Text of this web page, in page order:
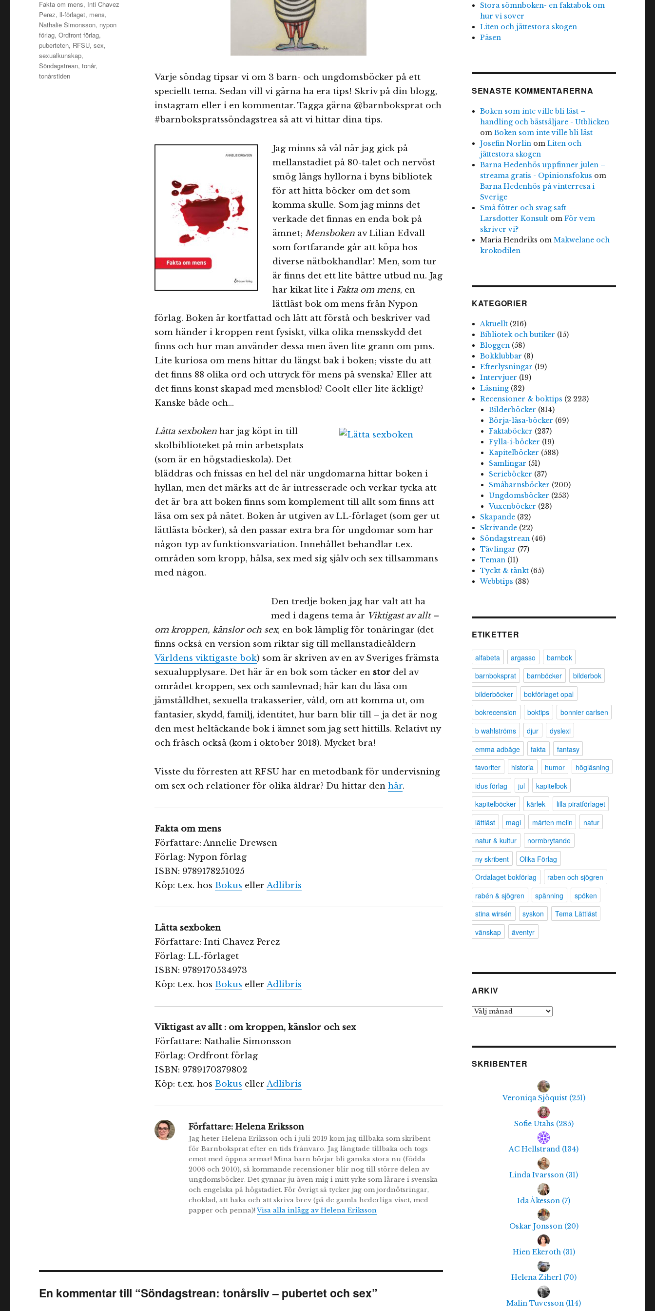
Varje söndag tipsar vi om 3 barn- och ungdomsböcker på ett
speciellt tema. Sedan vill vi gärna ha era tips! Skriv på din blogg,
instagram eller i en kommentar. Tagga gärna @barnboksprat och
#barnbokspratssöndagstrea så att vi hittar dina tips.
Jag minns så väl när jag gick på
mellanstadiet på 80-talet och nervöst
smög längs hyllorna i byns bibliotek
för att hitta böcker om det som
komma skulle. Som jag minns det
verkade det finnas en enda bok på
ämnet; Mensbokenav Lilian Edvall
som fortfarande går att köpa hos
diverse nätbokhandlar! Men, som tur
är finns det ett lite bättre utbud nu. Jag
har kikat lite i Fakta om mens, en
lättläst bok om mens från Nypon
förlag. Boken är kortfattad och lätt att förstå och beskriver vad
som händer i kroppen rent fysiskt, vilka olika mensskydd det
finns och hur man använder dessa men även lite grann om pms.
Lite kuriosa om mens hittar du längst bak i boken; visste du att
det finns 88 olika ord och uttryck för mens på svenska? Eller att
det finns konst skapad med mensblod? Coolt eller lite äckligt?
Kanske både och…
Lätta sexbokenhar jag köpt in till
skolbiblioteket på min arbetsplats
(som är en högstadieskola). Det
bläddras och fnissas en hel del när ungdomarna hittar boken i
hyllan, men det märks att de är intresserade och verkar tycka att
det är bra att boken finns som komplement till allt som finns att
läsa om sex på nätet. Boken är utgiven av LL-förlaget (som ger ut
lättlästa böcker), så den passar extra bra för ungdomar som har
någon typ av funktionsvariation. Innehållet behandlar t.ex.
områden som kropp, hälsa, sex med sig själv och sex tillsammans
med någon.
Den tredje boken jag har valt att ha
med i dagens tema är Viktigast av allt –
om kroppen, känslor och sex, en bok lämplig för tonåringar (det
finns också en version som riktar sig till mellanstadieåldern
Världens viktigaste bok) som är skriven av en av Sveriges främsta
sexualupplysare. Det här är en bok som täcker en stordel av
området kroppen, sex och samlevnad; här kan du läsa om
jämställdhet, sexuella trakasserier, våld, om att komma ut, om
fantasier, skydd, familj, identitet, hur barn blir till – ja det är nog
den mest heltäckande bok i ämnet som jag sett hittills. Relativt ny
och fräsch också (kom i oktober 2018). Mycket bra!
Visste du förresten att RFSU har en metodbank för undervisning
om sex och relationer för olika åldrar? Du hittar den här.
Fakta om mens
Författare: Annelie Drewsen
Förlag: Nypon förlag
ISBN: 9789178251025
Köp: t.ex. hos Bokus eller Adlibris
Lätta sexboken
Författare: Inti Chavez Perez
Förlag: LL-förlaget
ISBN: 9789170534973
Köp: t.ex. hos Bokus eller Adlibris
Viktigast av allt : om kroppen, känslor och sex
Författare: Nathalie Simonsson
Förlag: Ordfront förlag
ISBN: 9789170379802
Köp: t.ex. hos Bokus eller Adlibris
Författare:Helena Eriksson
Jag heter Helena Eriksson och i juli 2019 kom jag tillbaka som skribent
för Barnboksprat efter en tids frånvaro. Jag längtade tillbaka och togs
emot med öppna armar! Mina barn börjar bli ganska stora nu (födda
2006 och 2010), så kommande recensioner blir nog till större delen av
ungdomsböcker. Det gynnar ju även mig i mitt yrke som lärare i svenska
och engelska på högstadiet. För övrigt så tycker jag om jordnötsringar,
choklad, att baka och att skriva brev (på de gamla hederliga viset, med
papper och penna)!Visa alla inlägg av Helena Eriksson
Fakta om mens, Inti Chavez
Perez, ll-förlaget, mens,
Nathalie Simonsson, nypon
förlag,Ordfront förlag,
puberteten, RFSU,sex,
sexualkunskap,
Söndagstrean,tonår,
tonårstiden
En kommentar till “Söndagstrean: tonårsliv – pubertet och sex”
Stora sömnboken- en faktabok om
hur vi sover
Liten och jättestora skogen
Påsen
SENASTE KOMMENTARERNA
Boken som inte ville bli läst –
handling och bästsäljare - Utblicken
omBoken som inte ville bli läst
Josefin Norlin omLiten och
jättestora skogen
Barna Hedenhös uppfinner julen –
streama gratis - Opinionsfokus om
Barna Hedenhös på vinterresa i
Sverige
Små fötter och svag saft —
Larsdotter Konsult omFör vem
skriver vi?
Maria Hendriks omMakwelane och
krokodilen
KATEGORIER
Aktuellt (216)
Bibliotek och butiker (15)
Bloggen (58)
Bokklubbar (8)
Efterlysningar (19)
Intervjuer (19)
Läsning (32)
Recensioner & boktips (2 223)
Bilderböcker (814)
Börja-läsa-böcker (69)
Faktaböcker (237)
Fylla-i-böcker (19)
Kapitelböcker (588)
Samlingar (51)
Serieböcker (37)
Småbarnsböcker (200)
Ungdomsböcker (253)
Vuxenböcker (23)
Skapande (32)
Skrivande (22)
Söndagstrean (46)
Tävlingar (77)
Teman (11)
Tyckt & tänkt (65)
Webbtips (38)
ETIKETTER
alfabeta argasso
barnbok
barnboksprat
barnböcker
bilderbok
bilderböcker
bokförlaget opal
bokrecension
boktips
bonnier carlsen
b wahlströms
djur
dyslexi
emma adbåge
fakta
fantasy
favoriter
historia humor
högläsning
idus förlag
jul
kapitelbok
kapitelböcker
kärlek
lilla piratförlaget
lättläst
magi mårten melin
natur
natur & kultur
normbrytande
ny skribent
Olika Förlag
Ordalaget bokförlag
raben och sjögren
rabén & sjögren
spänning
spöken
stina wirsén
syskon
Tema Lättläst
vänskap
äventyr
ARKIV
Arkiv
SKRIBENTER
Veroniqa Sjöquist (251)
Sofie Utahs (285)
AC Hellstrand (134)
Linda Ivarsson (31)
Ida Åkesson (7)
Oskar Jonsson (20)
Hien Ekeroth (31)
Helena Ziherl (70)
Malin Tuvesson (114)